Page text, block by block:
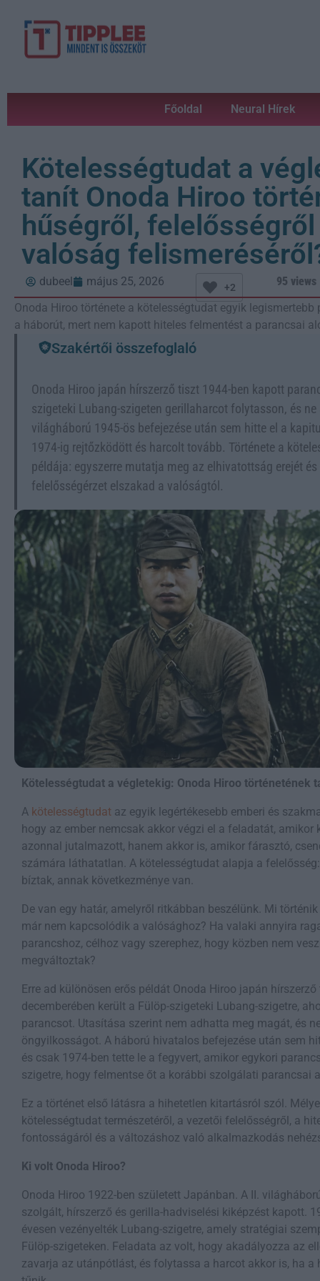
Főoldal Neural Hírek
Kötelességtudat a
tanít Onoda Hiroo
hűségről, felelősségről
valóság
dubeel május 25, 2026 +2
95 views
Onoda Hiroo története a kötelességtudat egyik
a háborút, mert nem kapott hiteles felmentést a parancsai
Szakértői összefoglaló
Onoda Hiroo japán hírszerző tiszt 1944-ben kapott
szigeteki Lubang-szigeten gerillaharcot folytasson, és
világháború 1945-ös befejezése után sem hitte el a
1974-ig rejtőzködött és harcolt tovább. Története a
példája: egyszerre mutatja meg az elhivatottság erejét
felelősségérzet elszakad a valóságtól.
Kötelességtudat a végletekig: Onoda Hiroo történetének
A kötelességtudat az egyik legértékesebb emberi és
hogy az ember nemcsak akkor végzi el a feladatát, amikor
azonnal jutalmazott, hanem akkor is, amikor fárasztó,
számára láthatatlan. A kötelességtudat alapja a
bíztak, annak következménye van.
De van egy határ, amelyről ritkábban beszélünk. Mi
már nem kapcsolódik a valósághoz? Ha valaki annyira
parancshoz, célhoz vagy szerephez, hogy közben nem
megváltoztak?
Erre ad különösen erős példát Onoda Hiroo japán
decemberében került a Fülöp-szigeteki Lubang-szigetre,
parancsot. Utasítása szerint nem adhatta meg magát, és
öngyilkosságot. A háború hivatalos befejezése után sem
és csak 1974-ben tette le a fegyvert, amikor egykori
szigetre, hogy felmentse őt a korábbi szolgálati parancsai
Ez a történet első látásra a hihetetlen kitartásról szól.
kötelességtudat természetéről, a vezetői felelősségről, a
fontosságáról és a változáshoz való alkalmazkodás
Ki volt Onoda Hiroo?
Onoda Hiroo 1922-ben született Japánban. A II.
szolgált, hírszerző és gerilla-hadviselési kiképzést kapott.
évesen vezényelték Lubang-szigetre, amely stratégiai
Fülöp-szigeteken. Feladata az volt, hogy akadályozza az
zavarja az utánpótlást, és folytassa a harcot akkor is, ha a